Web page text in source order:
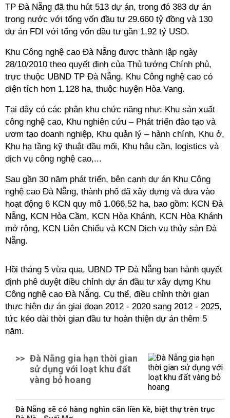
TP Đà Nẵng đã thu hút 513 dự án, trong đó 383 dự án
trong nước với tổng vốn đầu tư 29.660 tỷ đồng và 130
dự án FDI với tổng vốn đầu tư gần 1,92 tỷ USD.
Khu Công nghệ cao Đà Nẵng được thành lập ngày
28/10/2010 theo quyết định của Thủ tướng Chính phủ,
trực thuộc UBND TP Đà Nẵng. Khu Công nghệ cao có
diện tích hơn 1.128 ha, thuộc huyện Hòa Vang.
Tại đây có các phân khu chức năng như: Khu sản xuất
công nghệ cao, Khu nghiên cứu – Phát triển đào tạo và
ươm tạo doanh nghiệp, Khu quản lý – hành chính, Khu ở,
Khu hạ tầng kỹ thuật đầu mối, Khu hậu cần, logistics và
dịch vụ công nghệ cao,...
Sau gần 30 năm phát triển, bên cạnh dự án Khu Công
nghệ cao Đà Nẵng, thành phố đã xây dựng và đưa vào
hoạt động 6 KCN quy mô 1.066,52 ha, bao gồm: KCN Đà
Nẵng, KCN Hòa Cầm, KCN Hòa Khánh, KCN Hòa Khánh
mở rộng, KCN Liên Chiểu và KCN Dịch vụ thủy sản Đà
Nẵng.
Hồi tháng 5 vừa qua, UBND TP Đà Nẵng ban hành quyết
định phê duyệt điều chỉnh dự án đầu tư xây dựng Khu
Công nghệ cao Đà Nẵng. Cụ thể, điều chỉnh thời gian
thực hiện dự án giai đoạn 2012 - 2020 sang 2012 - 2025,
tức kéo dài thời gian đầu tư hoàn thiện dự án thêm 5
năm.
>> Đà Nẵng gia hạn thời gian
sử dụng với loạt khu đất
vàng bỏ hoang
Đà Nẵng sẽ có hàng nghìn căn liền kề, biệt thự trên trục